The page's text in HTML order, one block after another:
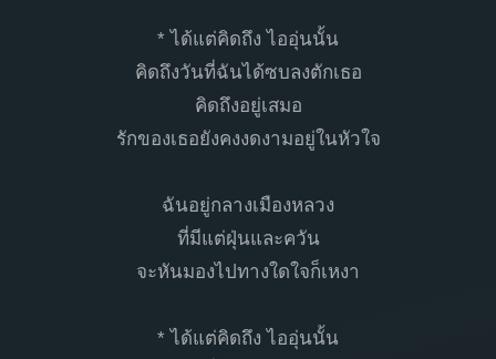
* ได้แต่คิดถึง ไออุ่นนั้น
คิดถึงวันที่ฉันได้ซบลงตักเธอ
คิดถึงอยู่เสมอ
รักของเธอยังคงงดงามอยู่ในหัวใจ
ฉันอยู่กลางเมืองหลวง
ที่มีแต่ฝุ่นและควัน
จะหันมองไปทางใดใจก็เหงา
* ได้แต่คิดถึง ไออุ่นนั้น